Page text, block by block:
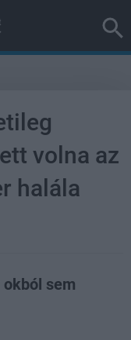
volna az
halála
sem